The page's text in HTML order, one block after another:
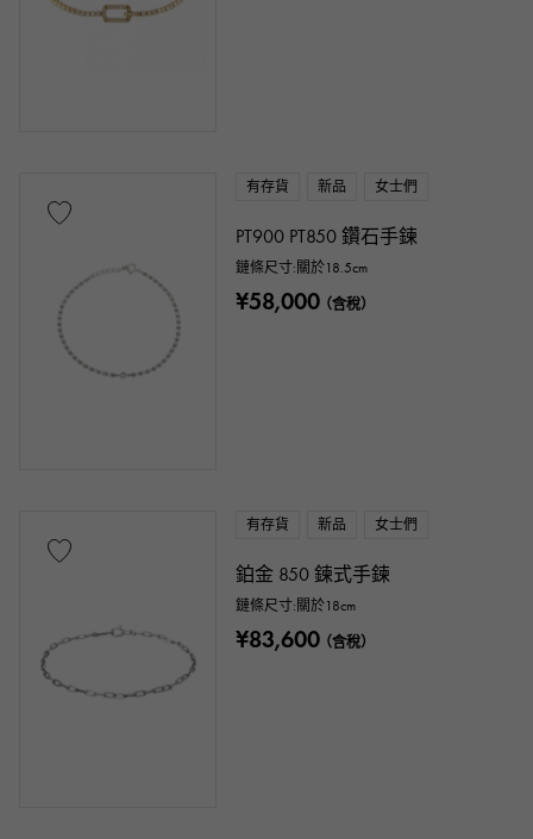
有存貨 新品 女士們
PT900 PT850 鑽石手鍊
鏈條尺寸:關於18.5cm
¥58,000（含稅）
有存貨 新品 女士們
鉑金 850 鍊式手鍊
鏈條尺寸:關於18cm
¥83,600（含稅）